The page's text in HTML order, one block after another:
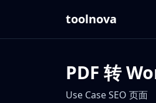
toolnova
PDF 转
Use Case SEO 页面